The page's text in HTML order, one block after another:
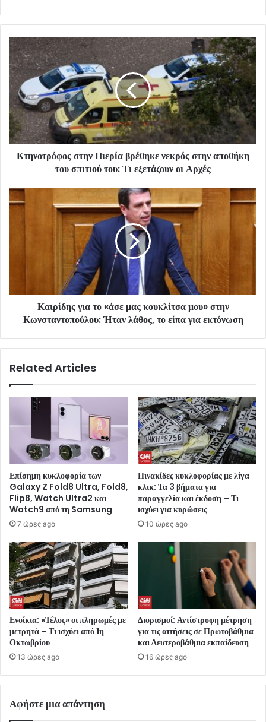
Κτηνοτρόφος στην Πιερία βρέθηκε νεκρός στην αποθήκη
του σπιτιού του: Τι εξετάζουν οι Αρχές
Καιρίδης για το «άσε μας κουκλίτσα μου» στην
Κωνσταντοπούλου: Ήταν λάθος, το είπα για εκτόνωση
Related Articles
Επίσημη κυκλοφορία των
Galaxy Z Fold8 Ultra, Fold8,
Flip8, Watch Ultra2 και
Watch9 από τη Samsung
7 ώρες ago
Πινακίδες κυκλοφορίας με λίγα
κλικ: Τα 3 βήματα για
παραγγελία και έκδοση – Τι
ισχύει για κυρώσεις
10 ώρες ago
Ενοίκια: «Τέλος» οι πληρωμές με
μετρητά – Τι ισχύει από 1η
Οκτωβρίου
13 ώρες ago
Διορισμοί: Αντίστροφη μέτρηση
για τις αιτήσεις σε Πρωτοβάθμια
και Δευτεροβάθμια εκπαίδευση
16 ώρες ago
Αφήστε μια απάντηση